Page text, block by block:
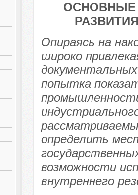
ОСНОВНЫЕ
Опираясь на
широко
попытка
определить
возможности
внутреннего